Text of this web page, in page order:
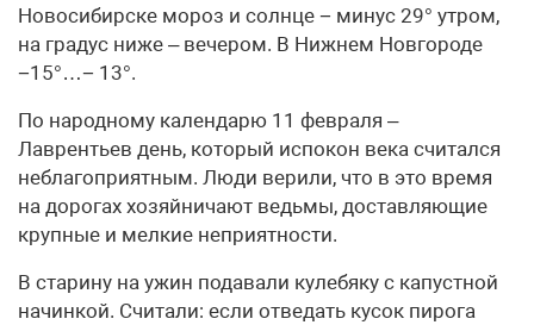
Новосибирске мороз и солнце − минус 29° утром,
на градус ниже – вечером. В Нижнем Новгороде
−15°…− 13°.
По народному календарю 11 февраля –
Лаврентьев день, который испокон века считался
неблагоприятным. Люди верили, что в это время
на дорогах хозяйничают ведьмы, доставляющие
крупные и мелкие неприятности.
В старину на ужин подавали кулебяку с капустной
начинкой. Считали: если отведать кусок пирога